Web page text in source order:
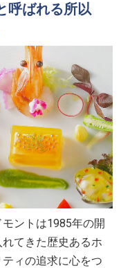
呼ばれる所以
ントは1985年の開
てきた歴史あるホ
ィの追求に心をつ